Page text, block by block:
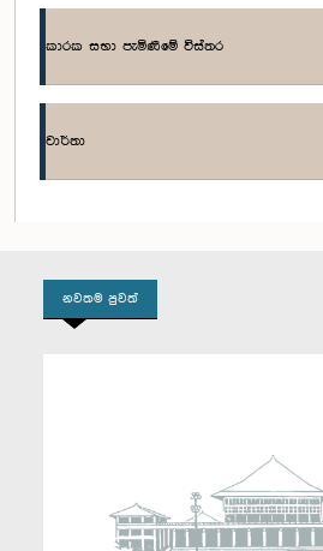
ගරු ජානක වක්කුඹුර
සාමාජික
කාරක සභා පැමිණීමේ විස්තර
වාර්තා
නවතම පුවත්